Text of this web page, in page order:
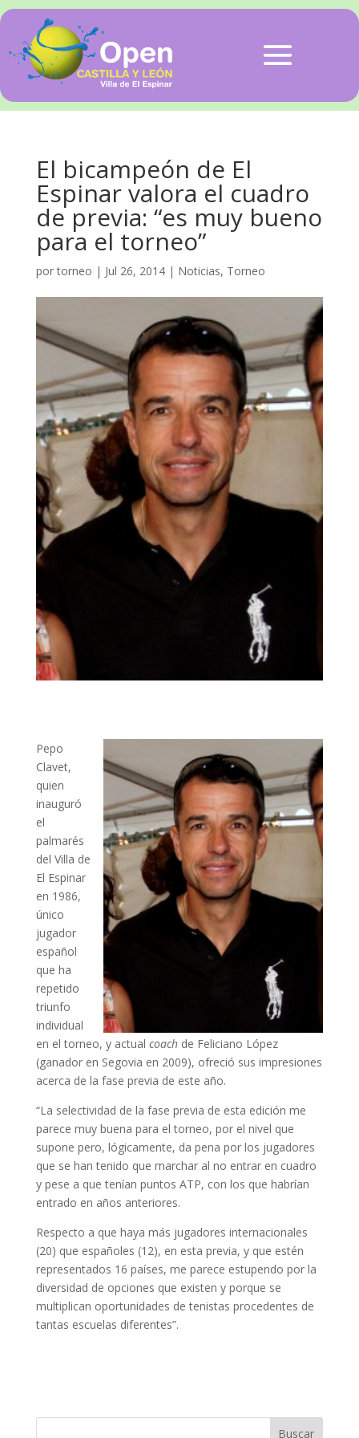
El bicampeón de El
Espinar valora el cuadro
de previa: “es muy bueno
para el torneo”
portorneo | Jul 26, 2014| Noticias, Torneo
Pepo
Clavet,
quien
inauguró
el
palmarés
del Villa de
El Espinar
en 1986,
único
jugador
español
que ha
repetido
triunfo
individual
en el torneo, y actual coachde Feliciano López
(ganador en Segovia en 2009), ofreció sus impresiones
acerca de la fase previa de este año.
“La selectividad de la fase previa de esta edición me
parece muy buena para el torneo, por el nivel que
supone pero, lógicamente, da pena por los jugadores
que se han tenido que marchar al no entrar en cuadro
y pese a que tenían puntos ATP, con los que habrían
entrado en años anteriores.
Respecto a que haya más jugadores internacionales
(20) que españoles (12), en esta previa, y que estén
representados 16 países, me parece estupendo por la
diversidad de opciones que existen y porque se
multiplican oportunidades de tenistas procedentes de
tantas escuelas diferentes”.